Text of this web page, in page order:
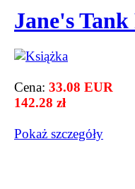
Jane's
Cena: 33.08 EUR
142.28 zł
Pokaż szczegόły